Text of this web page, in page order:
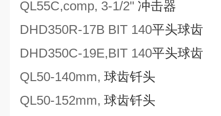
QL55C,comp, 3-1/2" 冲击器
DHD350R-17B BIT 140平头球齿
DHD350C-19E,BIT 140平头球齿
QL50-140mm, 球齿钎头
QL50-152mm, 球齿钎头